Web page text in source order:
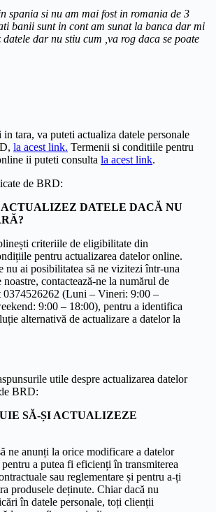
spania si nu am mai fost in romania de 3
banii sunt in cont am sunat la banca dar mi
datele dar nu stiu cum ,va rog daca se poate
tara, va puteti actualiza datele personale
la acest link. Termenii si conditiile pentru
ii puteti consulta la acest link.
de BRD:
DATELE DACĂ NU
criteriile de eligibilitate din
pentru actualizarea datelor online.
nu ai posibilitatea să ne vizitezi într-una
contactează-ne la numărul de
0374526262 (Luni – Vineri: 9:00 –
9:00 – 18:00), pentru a identifica
alternativă de actualizare a datelor la
utile despre actualizarea datelor
BRD:
SĂ-ȘI ACTUALIZEZE
ne anunți la orice modificare a datelor
pentru a putea fi eficienți în transmiterea
sau reglementare și pentru a-ți
produsele deținute. Chiar dacă nu
în datele personale, toți clienții